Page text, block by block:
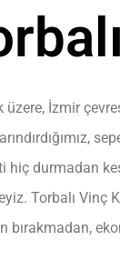
üzere, İzmir
hiç durmadan
Torbalı
bırakmadan,